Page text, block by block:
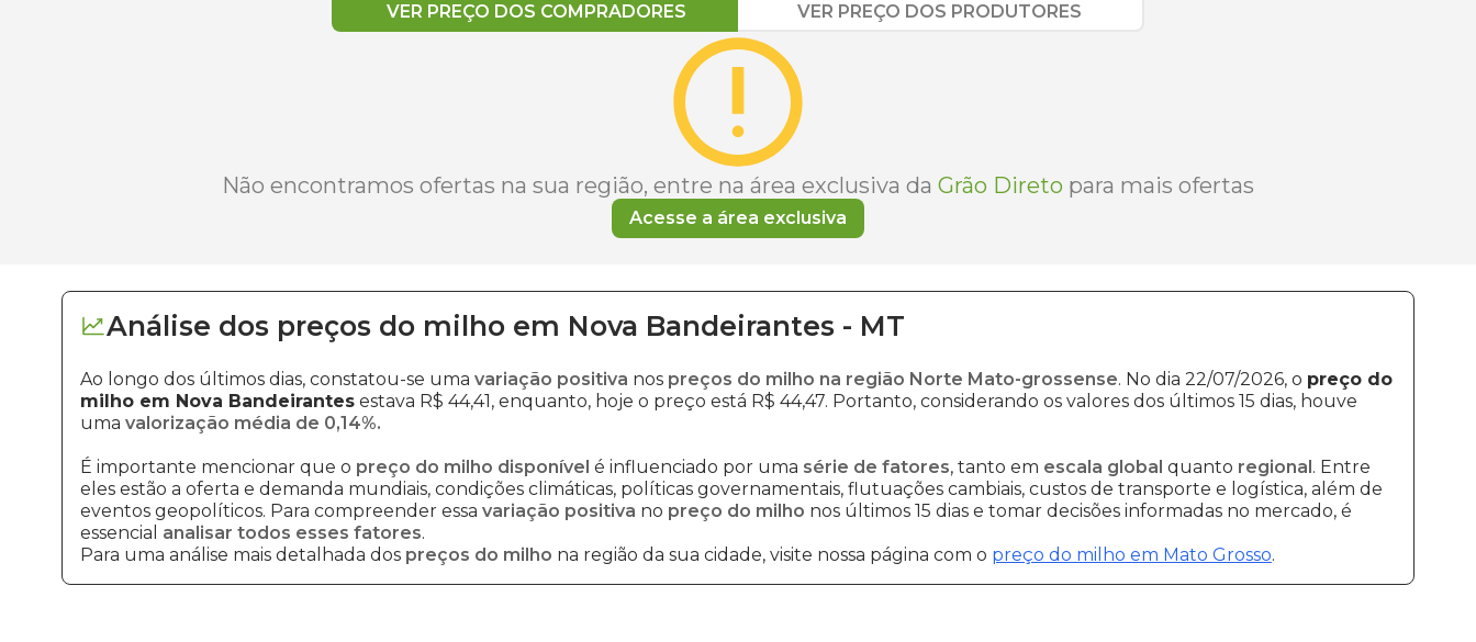
VER PREÇO DOS COMPRADORES VER PREÇO DOS PRODUTORES
Não encontramos ofertas na sua região, entre na área exclusiva da Grão Direto para mais ofertas
Acesse a área exclusiva
Análise dos preços do milho em Nova Bandeirantes - MT
Ao longo dos últimos dias, constatou-se uma variação positiva nos preços do milho na região Norte Mato-grossense. No dia 22/07/2026, o preço do
milho em Nova Bandeirantes estava R$ 44,41, enquanto, hoje o preço está R$ 44,47. Portanto, considerando os valores dos últimos 15 dias, houve
uma valorização média de 0,14%.
É importante mencionar que o preço do milho disponível é influenciado por uma série de fatores, tanto em escala global quanto regional. Entre
eles estão a oferta e demanda mundiais, condições climáticas, políticas governamentais, flutuações cambiais, custos de transporte e logística, além de
eventos geopolíticos. Para compreender essa variação positiva no preço do milho nos últimos 15 dias e tomar decisões informadas no mercado, é
essencial analisar todos esses fatores.
Para uma análise mais detalhada dos preços do milho na região da sua cidade, visite nossa página com o preço do milho em Mato Grosso.